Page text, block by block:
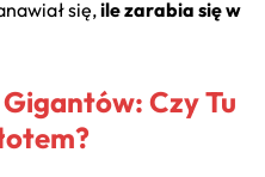
się,ile zarabia się w
Czy Tu